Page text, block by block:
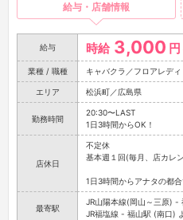
給与・店舗情報
給与 時給 3,000 円
業種 / 職種 キャバクラ／フロアレディ
エリア 松浜町／広島県
勤務時間
20:30〜LAST
1日3時間からOK！
店休日
不定休
基本週１回(毎月、店カレ
1日3時間からアナタの都
最寄駅
JR山陽本線(岡山～三原) -
JR福塩線 - 福山駅 (南口)